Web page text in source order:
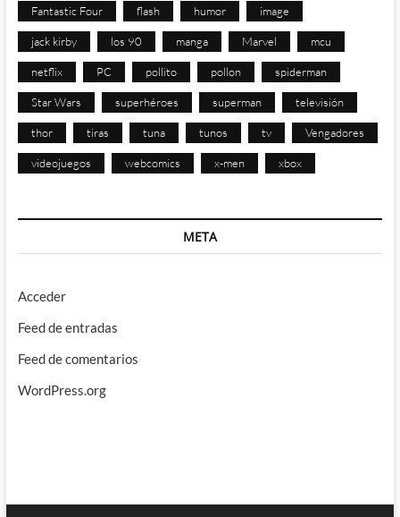
Fantastic Four flash humor image
jack kirby los 90 manga Marvel mcu
netflix PC pollito pollon spiderman
Star Wars superhéroes superman televisión
thor tiras tuna tunos tv Vengadores
videojuegos webcomics x-men xbox
META
Acceder
Feed de entradas
Feed de comentarios
WordPress.org